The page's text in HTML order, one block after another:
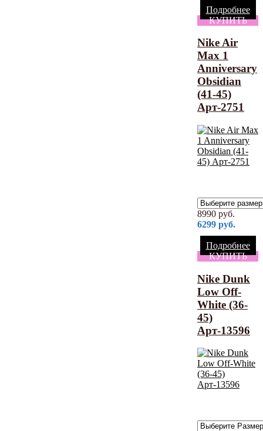
Подробнее
КУПИТЬ
Nike Air
Max 1
Anniversary
Obsidian
(41-45)
Арт-2751
8990 руб.
6299 руб.
Подробнее
КУПИТЬ
Nike Dunk
Low Off-
White (36-
45)
Арт-13596